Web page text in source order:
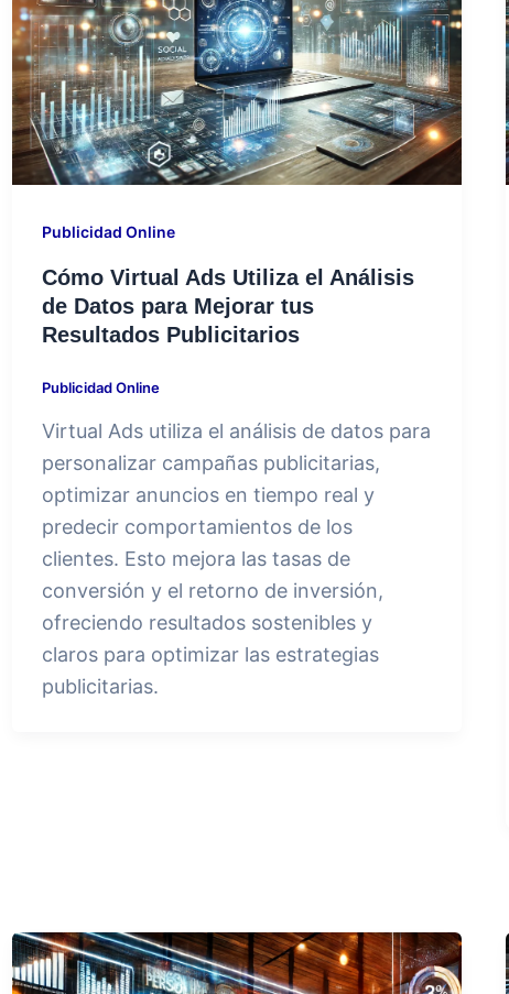
Publicidad Online
Cómo Virtual Ads Utiliza el Análisis
de Datos para Mejorar tus
Resultados Publicitarios
Publicidad Online
Virtual Ads utiliza el análisis de datos para
personalizar campañas publicitarias,
optimizar anuncios en tiempo real y
predecir comportamientos de los
clientes. Esto mejora las tasas de
conversión y el retorno de inversión,
ofreciendo resultados sostenibles y
claros para optimizar las estrategias
publicitarias.